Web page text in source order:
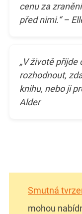
cenu za
před nimi.“ –
„V životě přijde
rozhodnout,
knihu, nebo ji
Alder
Smutná
mohou